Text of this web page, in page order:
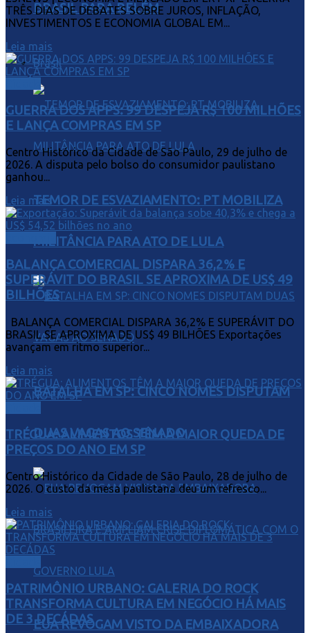
BRASIL PARA BELÉM
Brasil
TEMOR DE ESVAZIAMENTO: PT MOBILIZA
MILITÂNCIA PARA ATO DE LULA
BATALHA EM SP: CINCO NOMES DISPUTAM
DUAS VAGAS AO SENADO
EUA REVOGAM VISTO DA EMBAIXADORA
TRÊS DIAS DE DEBATES SOBRE JUROS, INFLAÇÃO,
INVESTIMENTOS E ECONOMIA GLOBAL EM...
Leia mais
GUERRA DOS APPS: 99 DESPEJA R$ 100 MILHÕES
E LANÇA COMPRAS EM SP
Centro Histórico da Cidade de São Paulo, 29 de julho de
2026. A disputa pelo bolso do consumidor paulistano
ganhou...
Leia mais
BALANÇA COMERCIAL DISPARA 36,2% E
SUPERÁVIT DO BRASIL SE APROXIMA DE US$ 49
BILHÕES
BALANÇA COMERCIAL DISPARA 36,2% E SUPERÁVIT DO
BRASIL SE APROXIMA DE US$ 49 BILHÕES Exportações
avançam em ritmo superior...
Leia mais
TRÉGUA: ALIMENTOS TÊM A MAIOR QUEDA DE
PREÇOS DO ANO EM SP
Centro Histórico da Cidade de São Paulo, 28 de julho de
2026. O custo da mesa paulistana deu um refresco...
Leia mais
PATRIMÔNIO URBANO: GALERIA DO ROCK
TRANSFORMA CULTURA EM NEGÓCIO HÁ MAIS
DE 3 DECÁDAS